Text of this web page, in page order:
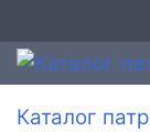
Каталог